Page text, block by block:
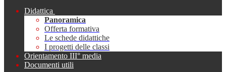
Didattica
Panoramica
Offerta formativa
Le schede didattiche
I progetti delle classi
Orientamento III° media
Documenti utili